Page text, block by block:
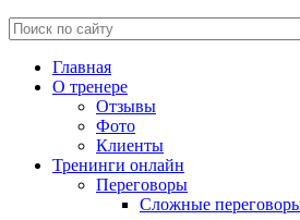
Главная
О тренере
Отзывы
Фото
Клиенты
Тренинги онлайн
Переговоры
Сложные